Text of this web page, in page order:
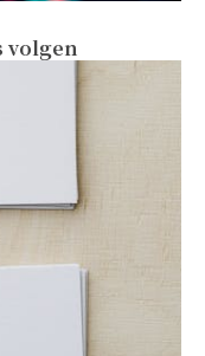
volgen